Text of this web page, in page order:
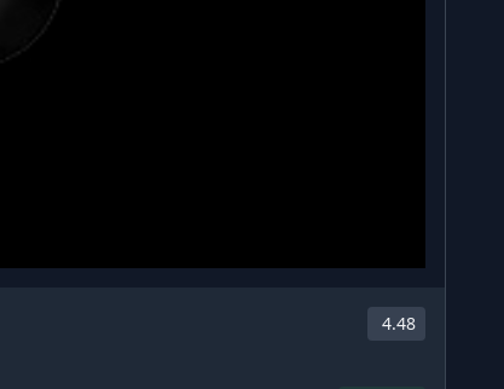
4.48